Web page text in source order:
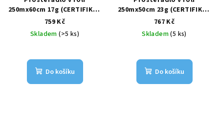
250mx60cm 17g (CERTIFIKÁT
SZÚ)
759 Kč
Skladem(>5 ks)
Do košíku
250mx50cm 23g (CERTIFIKÁT
SZÚ)
767 Kč
Skladem(5 ks)
Do košíku